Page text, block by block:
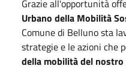
Grazie all'opportunità
Urbano della Mobilità
Comune di Belluno sta
strategie e le azioni che
della mobilità del